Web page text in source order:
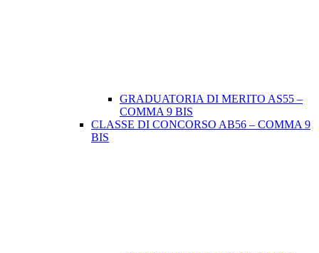
GRADUATORIA DI MERITO AS55 –
COMMA 9 BIS
CLASSE DI CONCORSO AB56 – COMMA 9
BIS